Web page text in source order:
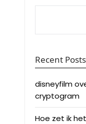
Recent Posts
disneyfilm
cryptogram
Hoe zet ik